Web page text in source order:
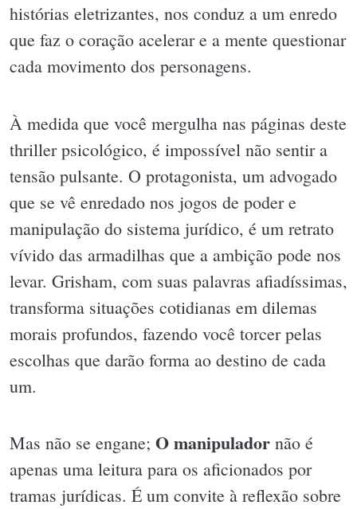
histórias eletrizantes, nos conduz a um enredo
que faz o coração acelerar e a mente questionar
cada movimento dos personagens.
À medida que você mergulha nas páginas deste
thriller psicológico, é impossível não sentir a
tensão pulsante. O protagonista, um advogado
que se vê enredado nos jogos de poder e
manipulação do sistema jurídico, é um retrato
vívido das armadilhas que a ambição pode nos
levar. Grisham, com suas palavras afiadíssimas,
transforma situações cotidianas em dilemas
morais profundos, fazendo você torcer pelas
escolhas que darão forma ao destino de cada
um.
Mas não se engane; O manipulador não é
apenas uma leitura para os aficionados por
tramas jurídicas. É um convite à reflexão sobre